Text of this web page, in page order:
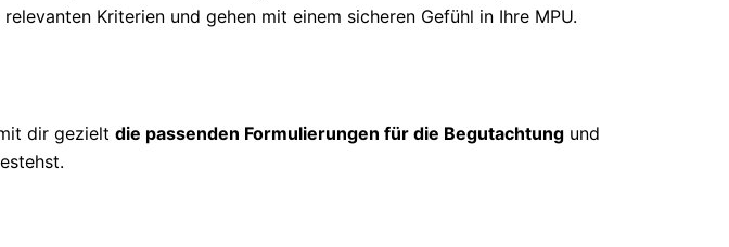
Kriterien und gehen mit einem sicheren Gefühl in Ihre MPU.
dir gezielt die passenden Formulierungen für die Begutachtung und